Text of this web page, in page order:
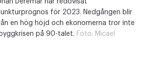
för 2023. Nedgången blir
en hög höjd och ekonomerna tror inte
på 90-talet. Foto: Micael